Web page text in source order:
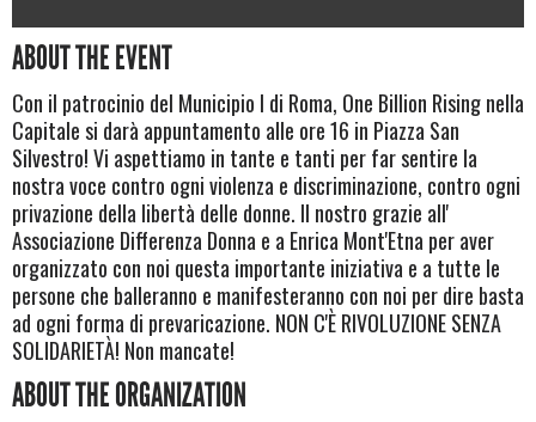
ABOUT THE EVENT
Con il patrocinio del Municipio I di Roma, One Billion Rising nella
Capitale si darà appuntamento alle ore 16 in Piazza San
Silvestro! Vi aspettiamo in tante e tanti per far sentire la
nostra voce contro ogni violenza e discriminazione, contro ogni
privazione della libertà delle donne. Il nostro grazie all'
Associazione Differenza Donna e a Enrica Mont'Etna per aver
organizzato con noi questa importante iniziativa e a tutte le
persone che balleranno e manifesteranno con noi per dire basta
ad ogni forma di prevaricazione. NON C'È RIVOLUZIONE SENZA
SOLIDARIETÀ! Non mancate!
ABOUT THE ORGANIZATION